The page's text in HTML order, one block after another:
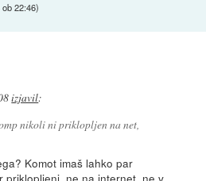
ob 22:46)
izjavil:
nikoli ni priklopljen na net,
Komot imaš lahko par
priklopljeni, ne na internet, ne v